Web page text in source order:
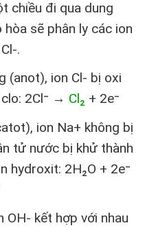
chiều đi qua dung
hòa sẽ phân ly các ion
.
(anot), ion Cl- bị oxi
2Cl⁻ → Cl₂ + 2e⁻
ion Na+ không bị
tử nước bị khử thành
hydroxit: 2H₂O + 2e⁻
OH- kết hợp với nhau